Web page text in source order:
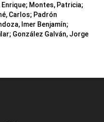
; Montes, Patricia;
Carlos; Padrón
Imer Benjamín;
; González Galván, Jorge